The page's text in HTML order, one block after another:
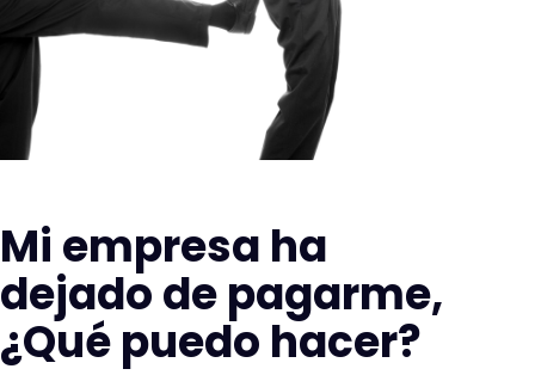
Mi empresa ha
dejado de pagarme,
¿Qué puedo hacer?